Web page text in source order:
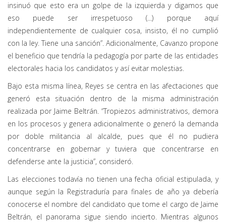
insinuó que esto era un golpe de la izquierda y digamos que
eso puede ser irrespetuoso (...) porque aquí
independientemente de cualquier cosa, insisto, él no cumplió
con la ley. Tiene una sanción”. Adicionalmente, Cavanzo propone
el beneficio que tendría la pedagogía por parte de las entidades
electorales hacia los candidatos y así evitar molestias.
Bajo esta misma línea, Reyes se centra en las afectaciones que
generó esta situación dentro de la misma administración
realizada por Jaime Beltrán. “Tropiezos administrativos, demora
en los procesos y genera adicionalmente o generó la demanda
por doble militancia al alcalde, pues que él no pudiera
concentrarse en gobernar y tuviera que concentrarse en
defenderse ante la justicia”, consideró.
Las elecciones todavía no tienen una fecha oficial estipulada, y
aunque según la Registraduría para finales de año ya debería
conocerse el nombre del candidato que tome el cargo de Jaime
Beltrán, el panorama sigue siendo incierto. Mientras algunos